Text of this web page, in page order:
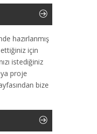
hazırlanmış
için
istediğiniz
proje
bize